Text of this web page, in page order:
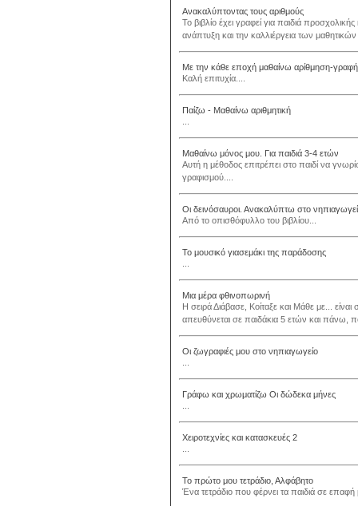
Ανακαλύπτοντας τους αριθμούς
Το βιβλίο έχει γραφεί για παιδιά
ανάπτυξη και την καλλιέργεια των
Με την κάθε εποχή μαθαίνω αρίθμηση-
Καλή επιτυχία....
Παίζω - Μαθαίνω αριθμητική
Μαθαίνω μόνος μου. Για παιδιά 3-4 ετών
Αυτή η μέθοδος επιτρέπει στο παιδί να
γραφισμού....
Οι δεινόσαυροι. Ανακαλύπτω στο
Από το οπισθόφυλλο του βιβλίου...
Το μουσικό γιασεμάκι της παράδοσης
Μια μέρα φθινοπωρινή
Η σειρά Διάβασε, Κοίταξε και Μάθε με...
απευθύνεται σε παιδάκια 5 ετών και πάνω,
Οι ζωγραφιές μου στο νηπιαγωγείο
Γράφω και χρωματίζω Οι δώδεκα μήνες
Χειροτεχνίες και κατασκευές 2
Το πρώτο μου τετράδιο, Αλφάβητο
Ένα τετράδιο που φέρνει τα παιδιά σε